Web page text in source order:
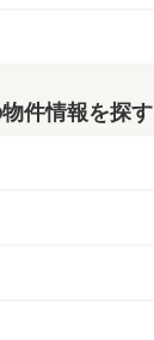
件情報を探す